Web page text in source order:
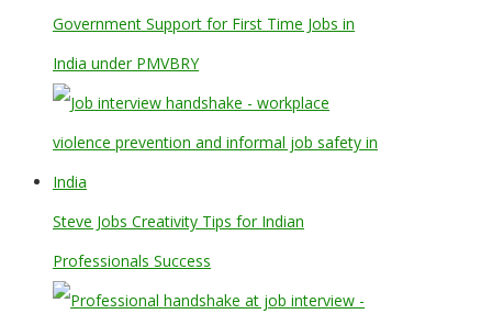
Government Support for First Time Jobs in
India under PMVBRY
Steve Jobs Creativity Tips for Indian
Professionals Success